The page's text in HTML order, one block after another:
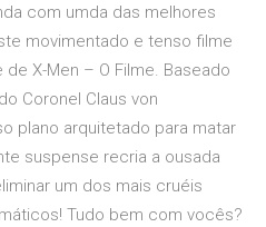
com umda das melhores
movimentado e tenso filme
X-Men – O Filme. Baseado
Coronel Claus von
plano arquitetado para matar
suspense recria a ousada
um dos mais cruéis
Tudo bem com vocês?